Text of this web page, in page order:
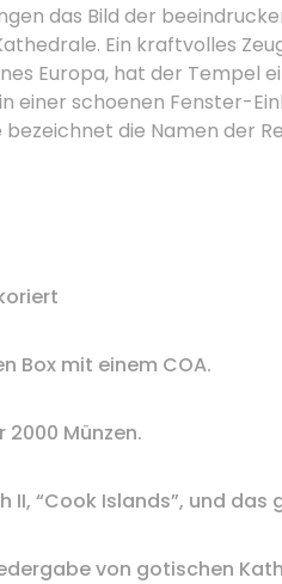
das Bild der
Ein kraftvolles
Europa, hat der Tempel
einer schoenen Fenster-
die Namen der
Box mit einem COA.
2000 Münzen.
II, “Cook Islands”, und das
von gotischen